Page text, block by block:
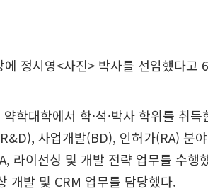
정시영<사진> 박사를 선임했다고
학대학에서 학·석·박사 학위를 취
사업개발(BD), 인허가(RA) 분
라이선싱 및 개발 전략 업무를 수행
개발 및 CRM 업무를 담당했다.